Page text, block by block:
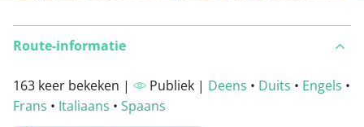
Route-informatie
163 keer bekeken | Publiek | Deens • Duits • Engels •
Frans • Italiaans • Spaans